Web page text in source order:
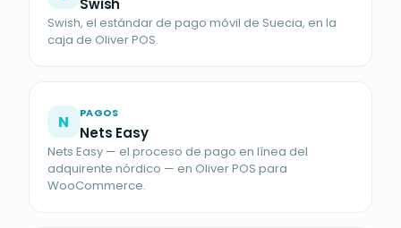
Swish
Swish, el estándar de pago móvil de Suecia, en la
caja de Oliver POS.
N PAGOS
Nets Easy
Nets Easy — el proceso de pago en línea del
adquirente nórdico — en Oliver POS para
WooCommerce.